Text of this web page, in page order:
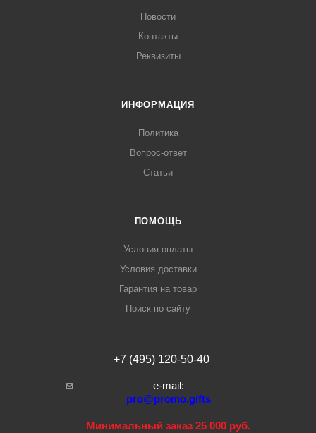
Новости
Контакты
Реквизиты
ИНФОРМАЦИЯ
Политика
Вопрос-ответ
Статьи
ПОМОЩЬ
Условия оплаты
Условия доставки
Гарантия на товар
Поиск по сайту
+7 (495) 120-50-40
e-mail:
pro@promo.gifts
Минимальный заказ 25 000 руб.